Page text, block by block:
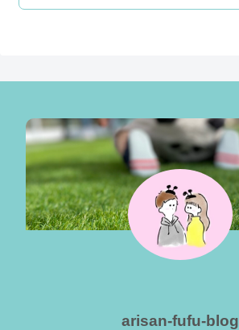
arisan-fufu-blog